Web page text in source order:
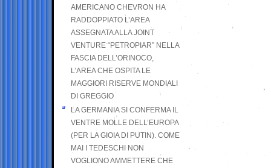
AMERICANO CHEVRON HA
RADDOPPIATO L’AREA
ASSEGNATA ALLA JOINT
VENTURE “PETROPIAR” NELLA
FASCIA DELL’ORINOCO,
L’AREA CHE OSPITA LE
MAGGIORI RISERVE MONDIALI
DI GREGGIO
LA GERMANIA SI CONFERMA IL
VENTRE MOLLE DELL’EUROPA
(PER LA GIOIA DI PUTIN). COME
MAI I TEDESCHI NON
VOGLIONO AMMETTERE CHE